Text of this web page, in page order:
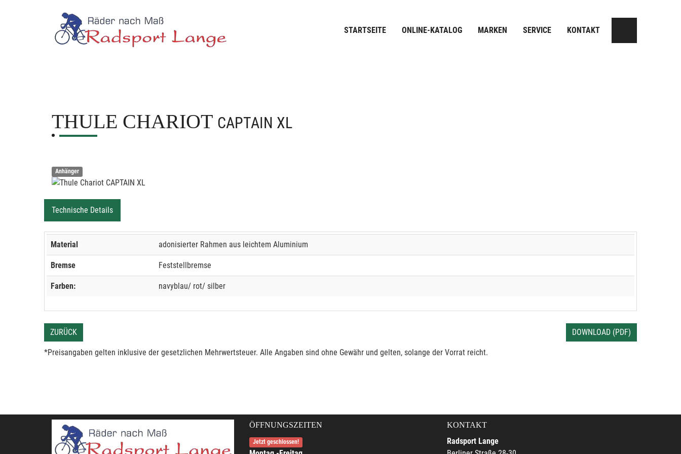
STARTSEITE ONLINE-KATALOG MARKEN SERVICE KONTAKT
THULE CHARIOT CAPTAIN XL
Anhänger
Technische Details
Material adonisierter Rahmen aus leichtem Aluminium
Bremse Feststellbremse
Farben: navyblau/ rot/ silber
ZURÜCK DOWNLOAD (PDF)
*Preisangaben gelten inklusive der gesetzlichen Mehrwertsteuer. Alle Angaben sind ohne Gewähr und gelten, solange der Vorrat reicht.
ÖFFNUNGSZEITEN
Jetzt geschlossen!
KONTAKT
Radsport Lange